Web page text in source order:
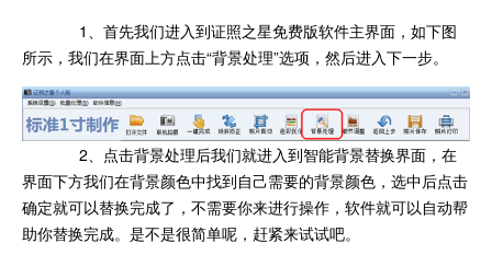
1、首先我们进入到证照之星免费版软件主界面，如下图
所示，我们在界面上方点击“背景处理”选项，然后进入下一步。
2、点击背景处理后我们就进入到智能背景替换界面，在
界面下方我们在背景颜色中找到自己需要的背景颜色，选中后点击
确定就可以替换完成了，不需要你来进行操作，软件就可以自动帮
助你替换完成。是不是很简单呢，赶紧来试试吧。